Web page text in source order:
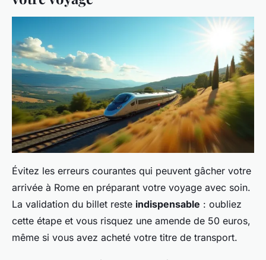
Évitez les erreurs courantes qui peuvent gâcher votre
arrivée à Rome en préparant votre voyage avec soin.
La validation du billet reste indispensable : oubliez
cette étape et vous risquez une amende de 50 euros,
même si vous avez acheté votre titre de transport.